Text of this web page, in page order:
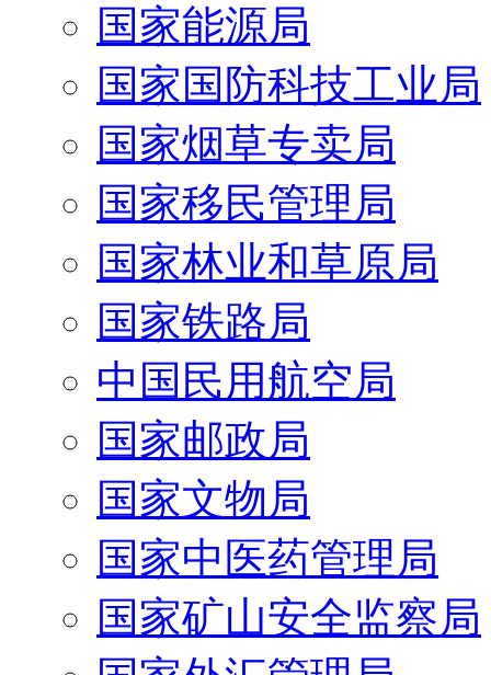
国家能源局
国家国防科技工业局
国家烟草专卖局
国家移民管理局
国家林业和草原局
国家铁路局
中国民用航空局
国家邮政局
国家文物局
国家中医药管理局
国家矿山安全监察局